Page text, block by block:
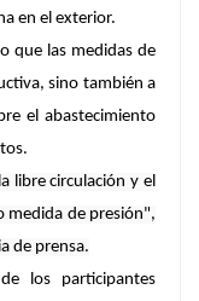
en el exterior.
que las medidas de
sino también a
el abastecimiento
libre circulación y el
medida de presión",
de prensa.
los participantes